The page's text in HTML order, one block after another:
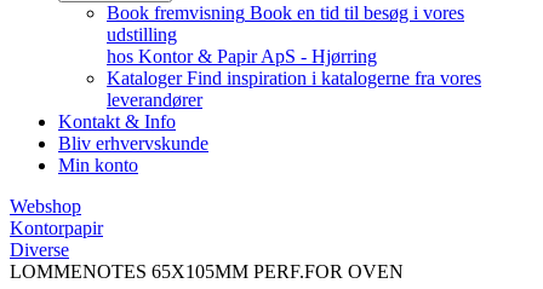
Book fremvisning Book en tid til besøg i vores
udstilling
hos Kontor & Papir ApS - Hjørring
Kataloger Find inspiration i katalogerne fra vores
leverandører
Kontakt & Info
Bliv erhvervskunde
Min konto
Webshop
Kontorpapir
Diverse
LOMMENOTES 65X105MM PERF.FOR OVEN